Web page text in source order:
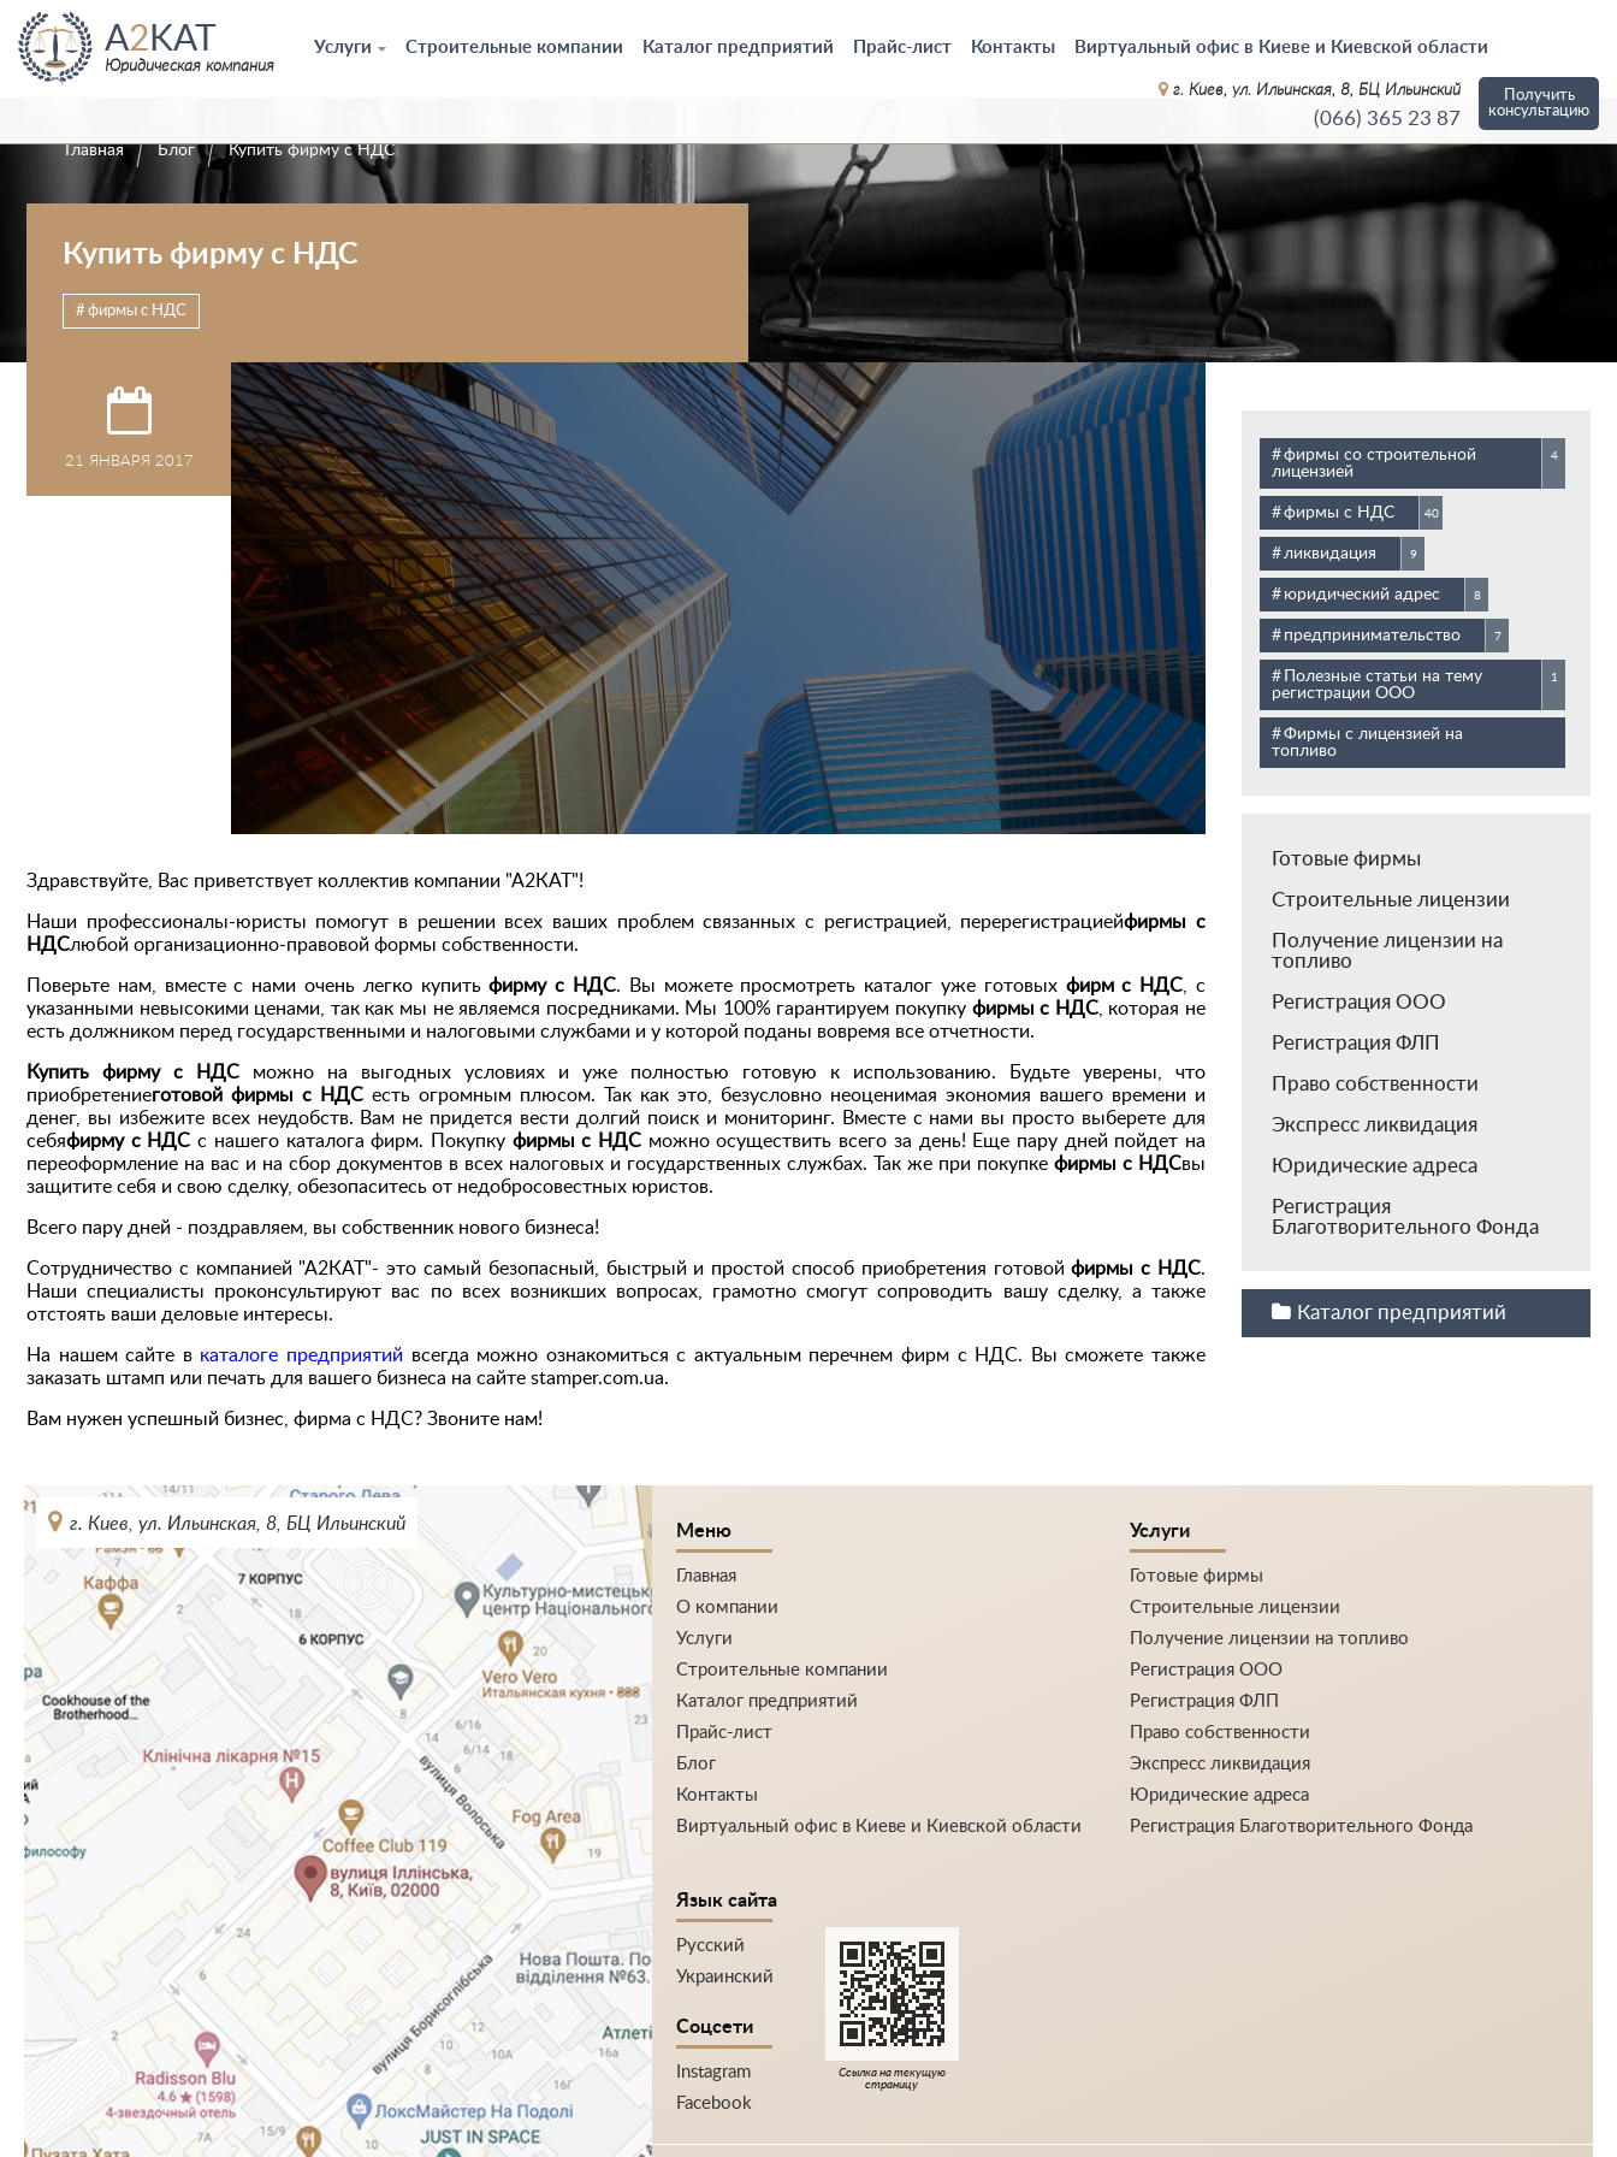
A2 KAT
Юридическая компания
Услуги Строительные компании Каталог предприятий Прайс-лист Контакты Виртуальный офис в Киеве и Киевской области
Получить
консультацию
г. Киев, ул. Ильинская, 8, БЦ Ильинский
(066) 365 23 87
Главная Блог Купить фирму с НДС
Купить фирму с НДС
фирмы с НДС
21 ЯНВАРЯ 2017
Здравствуйте, Вас приветствует коллектив компании "А2КАТ"!
Наши профессионалы-юристы помогут в решении всех ваших проблем связанных с регистрацией, перерегистрациейфирмы с
НДСлюбой организационно-правовой формы собственности.
Поверьте нам, вместе с нами очень легко купитьфирму с НДС. Вы можете просмотреть каталог уже готовых фирм с НДС , с
указанными невысокими ценами, так как мы не являемся посредниками. Мы 100% гарантируем покупку фирмы с НДС, которая не
есть должником перед государственными и налоговыми службами и у которой поданы вовремя все отчетности.
Купить фирму с НДС можно на выгодных условиях и уже полностью готовую к использованию. Будьте уверены, что
приобретениеготовой фирмы с НДС есть огромным плюсом. Так как это, безусловно неоценимая экономия вашего времени и
денег, вы избежите всех неудобств. Вам не придется вести долгий поиск и мониторинг. Вместе с нами вы просто выберете для
себяфирму с НДСс нашего каталога фирм. Покупку фирмы с НДС можно осуществить всего за день! Еще пару дней пойдет на
переоформление на вас и на сбор документов в всех налоговых и государственных службах. Так же при покупке фирмы с НДСвы
защитите себя и свою сделку, обезопаситесь от недобросовестных юристов.
Всего пару дней - поздравляем, вы собственник нового бизнеса!
Сотрудничество с компанией "А2КАТ"- это самый безопасный, быстрый и простой способ приобретения готовойфирмы с НДС.
Наши специалисты проконсультируют вас по всех возникших вопросах, грамотно смогут сопроводить вашу сделку, а также
отстоять ваши деловые интересы.
На нашем сайте в каталоге предприятий всегда можно ознакомиться с актуальным перечнем фирм с НДС. Вы сможете также
заказать штамп или печать для вашего бизнеса на сайте stamper.com.ua.
Вам нужен успешный бизнес, фирма с НДС? Звоните нам!
фирмы со строительной
лицензией
4
фирмы с НДС 40
ликвидация 9
юридический адрес 8
предпринимательство 7
Полезные статьи на тему
регистрации ООО
1
Фирмы с лицензией на
топливо
Готовые фирмы
Строительные лицензии
Получение лицензии на
топливо
Регистрация ООО
Регистрация ФЛП
Право собственности
Экспресс ликвидация
Юридические адреса
Регистрация
Благотворительного Фонда
Каталог предприятий
г. Киев, ул. Ильинская, 8, БЦ Ильинский Меню
Главная
О компании
Услуги
Строительные компании
Каталог предприятий
Прайс-лист
Блог
Контакты
Виртуальный офис в Киеве и Киевской области
Услуги
Готовые фирмы
Строительные лицензии
Получение лицензии на топливо
Регистрация ООО
Регистрация ФЛП
Право собственности
Экспресс ликвидация
Юридические адреса
Регистрация Благотворительного Фонда
Язык сайта
Русский
Украинский
Соцсети
Instagram
Facebook
Ссылка на текущую
страницу